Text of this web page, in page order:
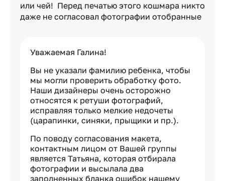
или чей! Перед печатью этого кошмара никто
даже не согласовал фотографии отобранные
Уважаемая Галина!
Вы не указали фамилию ребенка, чтобы
мы могли проверить обработку фото.
Наши дизайнеры очень осторожно
относятся к ретуши фотографий,
исправляя только мелкие недочеты
(царапинки, синяки, прыщики и пр.).
По поводу согласования макета,
контактным лицом от Вашей группы
является Татьяна, которая отбирала
фотографии и высылала два
заполненных бланка ошибок нашему